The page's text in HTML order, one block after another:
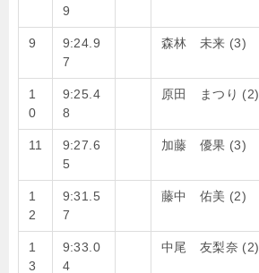
9
9
9:24.9
7
森林 未来 (3)
1
0
9:25.4
8
原田 まつり (2)
11
9:27.6
5
加藤 優果 (3)
1
2
9:31.5
7
藤中 佑美 (2)
1
3
9:33.0
4
中尾 友梨奈 (2)